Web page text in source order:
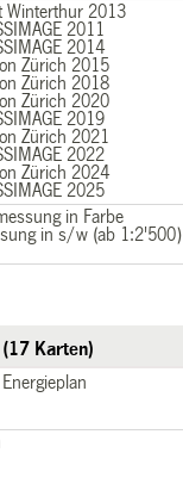
Winterthur 2013
2011
2014
Zürich 2015
Zürich 2018
Zürich 2020
2019
Zürich 2021
2022
Zürich 2024
2025
in Farbe
in s/w (ab 1:2'500)
(17 Karten)